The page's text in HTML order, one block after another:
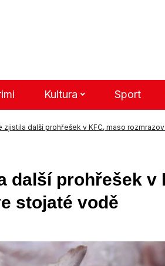
Kultura Sport
zjistila další prohřešek v KFC, maso
další prohřešek v
stojaté vodě